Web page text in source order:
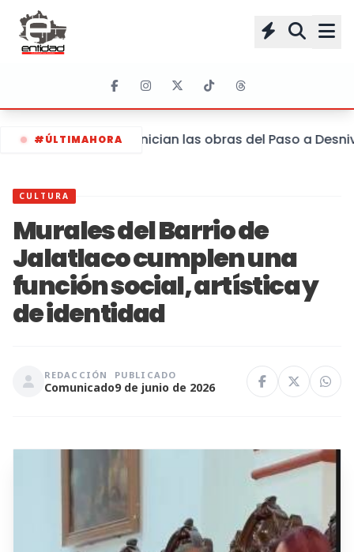
#ÚLTIMAHORA Inician las obras del Paso a
CULTURA
Murales del Barrio de
Jalatlaco cumplen una
función social, artística y
de identidad
REDACCIÓN
Comunicado
PUBLICADO
9 de junio de 2026